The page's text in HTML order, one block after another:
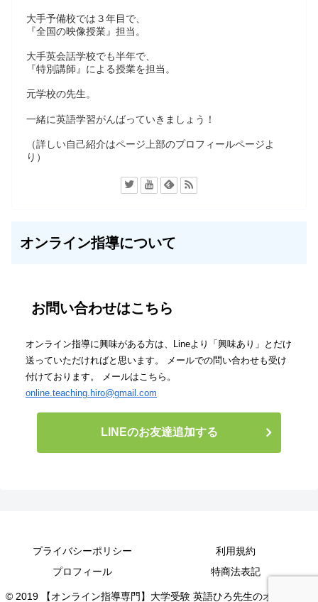
大手予備校では３年目で、
『全国の映像授業』担当。
大手英会話学校でも半年で、
『特別講師』による授業を担当。
元学校の先生。
一緒に英語学習がんばっていきましょう！
（詳しい自己紹介はページ上部のプロフィールページよ
り）
オンライン指導について
お問い合わせはこちら
オンライン指導に興味がある方は、Lineより「興味あり」とだけ
送っていただければと思います。 メールでの問い合わせも受け
付けております。 メールはこちら。
online.teaching.hiro@gmail.com
LINEのお友達追加する
プライバシーポリシー
利用規約
プロフィール
特商法表記
© 2019 【オンライン指導専門】大学受験 英語ひろ先生のオンライン